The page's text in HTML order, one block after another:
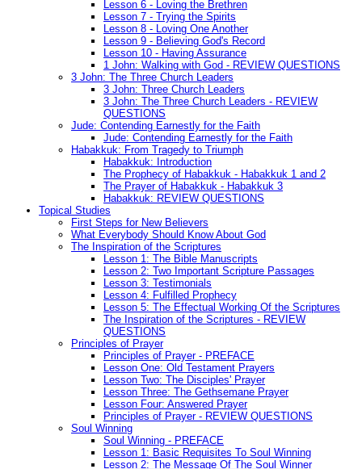
Lesson 6 - Loving the Brethren
Lesson 7 - Trying the Spirits
Lesson 8 - Loving One Another
Lesson 9 - Believing God's Record
Lesson 10 - Having Assurance
1 John: Walking with God - REVIEW QUESTIONS
3 John: The Three Church Leaders
3 John: Three Church Leaders
3 John: The Three Church Leaders - REVIEW
QUESTIONS
Jude: Contending Earnestly for the Faith
Jude: Contending Earnestly for the Faith
Habakkuk: From Tragedy to Triumph
Habakkuk: Introduction
The Prophecy of Habakkuk - Habakkuk 1 and 2
The Prayer of Habakkuk - Habakkuk 3
Habakkuk: REVIEW QUESTIONS
Topical Studies
First Steps for New Believers
What Everybody Should Know About God
The Inspiration of the Scriptures
Lesson 1: The Bible Manuscripts
Lesson 2: Two Important Scripture Passages
Lesson 3: Testimonials
Lesson 4: Fulfilled Prophecy
Lesson 5: The Effectual Working Of the Scriptures
The Inspiration of the Scriptures - REVIEW
QUESTIONS
Principles of Prayer
Principles of Prayer - PREFACE
Lesson One: Old Testament Prayers
Lesson Two: The Disciples' Prayer
Lesson Three: The Gethsemane Prayer
Lesson Four: Answered Prayer
Principles of Prayer - REVIEW QUESTIONS
Soul Winning
Soul Winning - PREFACE
Lesson 1: Basic Requisites To Soul Winning
Lesson 2: The Message Of The Soul Winner